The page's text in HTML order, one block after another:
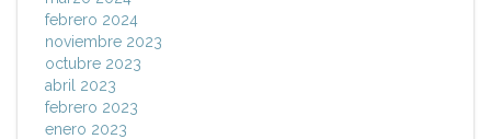
febrero 2024
noviembre 2023
octubre 2023
abril 2023
febrero 2023
enero 2023